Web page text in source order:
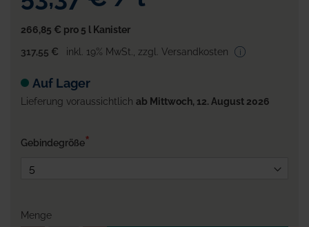
266,85 € pro 5 l Kanister
317,55 €
inkl. 19% MwSt. zzgl. Versandkosten
Auf Lager
Lieferung voraussichtlich ab Mittwoch, 12. August 2026
Gebindegröße
Menge